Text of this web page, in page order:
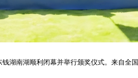
湖南湖顺利闭幕并举行颁奖仪式。来自全国